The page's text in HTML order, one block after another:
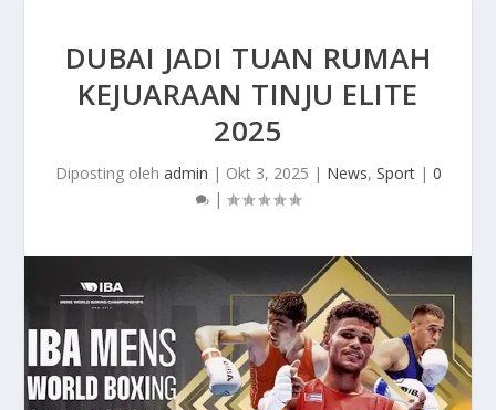
DUBAI JADI TUAN RUMAH
KEJUARAAN TINJU ELITE
2025
Diposting oleh admin | Okt 3, 2025 | News, Sport| 0
|